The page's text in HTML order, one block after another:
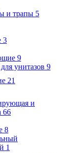
и трапы 5
3
9
унитазов 9
21
и
66
8
1